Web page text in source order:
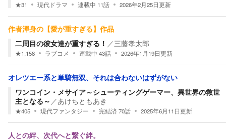
★31 現代ドラマ 連載中 11話 2026年2月25日更新
作者渾身の【愛が重すぎる】作品
二周目の彼女達が重すぎる！ ／三藤孝太郎
★1,158 ラブコメ 連載中 43話 2026年1月19日更新
オレツエー系と単騎無双、それは合わないはずがない
ワンコイン・メサイア～シューティングゲーマー、異世界の救世
主となる～ ／あけちともあき
★405 現代ファンタジー 完結済70話 2025年6月11日更新
人との絆、次代へと繋ぐ絆。